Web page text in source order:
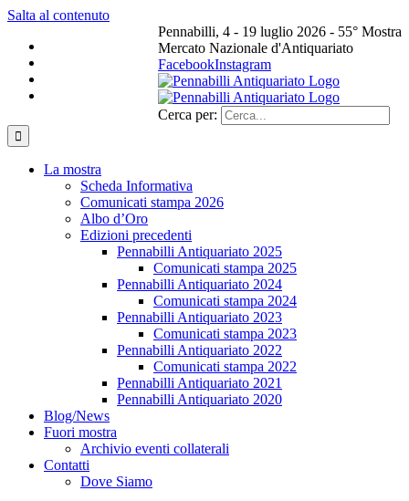
Salta al contenuto
Pennabilli, 4 - 19 luglio 2026 - 55° Mostra
Mercato Nazionale d'Antiquariato
FacebookInstagram
Cerca per:
La mostra
Scheda Informativa
Comunicati stampa 2026
Albo d’Oro
Edizioni precedenti
Pennabilli Antiquariato 2025
Comunicati stampa 2025
Pennabilli Antiquariato 2024
Comunicati stampa 2024
Pennabilli Antiquariato 2023
Comunicati stampa 2023
Pennabilli Antiquariato 2022
Comunicati stampa 2022
Pennabilli Antiquariato 2021
Pennabilli Antiquariato 2020
Blog/News
Fuori mostra
Archivio eventi collaterali
Contatti
Dove Siamo